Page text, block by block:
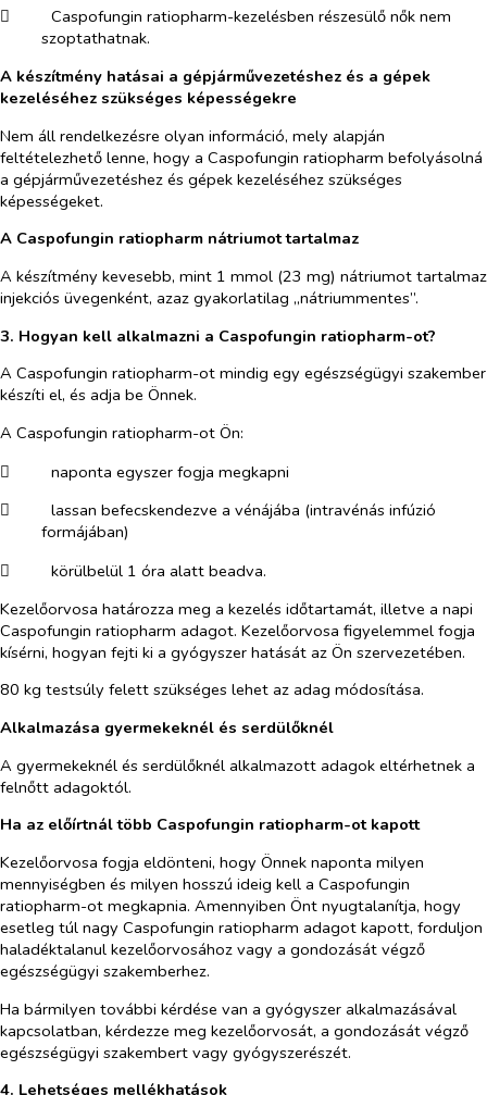
​
Caspofungin ratiopharm-kezelésben részesülő nők nem
szoptathatnak.
A készítmény hatásai a gépjárművezetéshez és a gépek
kezeléséhez szükséges képességekre
Nem áll rendelkezésre olyan információ, mely alapján
feltételezhető lenne, hogy a Caspofungin ratiopharm befolyásolná
a gépjárművezetéshez és gépek kezeléséhez szükséges
képességeket.
A Caspofungin ratiopharm nátriumot tartalmaz
A készítmény kevesebb, mint 1 mmol (23 mg) nátriumot tartalmaz
injekciós üvegenként, azaz gyakorlatilag „nátriummentes”.
3. Hogyan kell alkalmazni a Caspofungin ratiopharm-ot?
A Caspofungin ratiopharm-ot mindig egy egészségügyi szakember
készíti el, és adja be Önnek.
A Caspofungin ratiopharm-ot Ön:
​
naponta egyszer fogja megkapni
​
lassan befecskendezve a vénájába (intravénás infúzió
formájában)
​
körülbelül 1 óra alatt beadva.
Kezelőorvosa határozza meg a kezelés időtartamát, illetve a napi
Caspofungin ratiopharm adagot. Kezelőorvosa figyelemmel fogja
kísérni, hogyan fejti ki a gyógyszer hatását az Ön szervezetében.
80 kg testsúly felett szükséges lehet az adag módosítása.
Alkalmazása gyermekeknél és serdülőknél
A gyermekeknél és serdülőknél alkalmazott adagok eltérhetnek a
felnőtt adagoktól.
Ha az előírtnál több Caspofungin ratiopharm-ot kapott
Kezelőorvosa fogja eldönteni, hogy Önnek naponta milyen
mennyiségben és milyen hosszú ideig kell a Caspofungin
ratiopharm-ot megkapnia. Amennyiben Önt nyugtalanítja, hogy
esetleg túl nagy Caspofungin ratiopharm adagot kapott, forduljon
haladéktalanul kezelőorvosához vagy a gondozását végző
egészségügyi szakemberhez.
Ha bármilyen további kérdése van a gyógyszer alkalmazásával
kapcsolatban, kérdezze meg kezelőorvosát, a gondozását végző
egészségügyi szakembert vagy gyógyszerészét.
4. Lehetséges mellékhatások